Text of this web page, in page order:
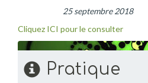
25 septembre 2018
Cliquez ICI pour le consulter
Pratique